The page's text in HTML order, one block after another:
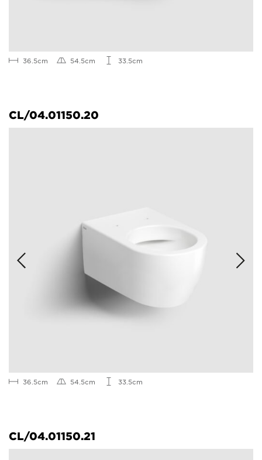
36.5cm 54.5cm 33.5cm
CL/04.01150.20
36.5cm 54.5cm 33.5cm
CL/04.01150.21